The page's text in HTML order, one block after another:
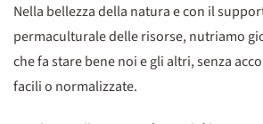
Nella bellezza della natura e con il
permaculturale delle risorse, nutriamo
che fa stare bene noi e gli altri, senza
facili o normalizzate.